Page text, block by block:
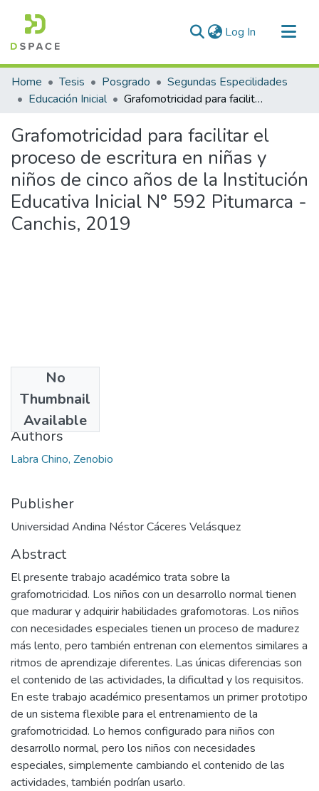
Log In (current)
Communities & Collections
All of DSpace
Home Tesis Posgrado
Segundas Especilidades
Educación Inicial
Grafomotricidad para facilitar el proceso de escritura en niñas y niños de cinco años de la Institución Educativa Inicial N° 592 Pitumarca - Canchis, 2019
Grafomotricidad para facilitar el
proceso de escritura en niñas y
niños de cinco años de la Institución
Educativa Inicial N° 592 Pitumarca -
Canchis, 2019
No
Thumbnail
Available
2024
Authors
Labra Chino, Zenobio
Publisher
Universidad Andina Néstor Cáceres Velásquez
Abstract
El presente trabajo académico trata sobre la
grafomotricidad. Los niños con un desarrollo normal tienen
que madurar y adquirir habilidades grafomotoras. Los niños
con necesidades especiales tienen un proceso de madurez
más lento, pero también entrenan con elementos similares a
ritmos de aprendizaje diferentes. Las únicas diferencias son
el contenido de las actividades, la dificultad y los requisitos.
En este trabajo académico presentamos un primer prototipo
de un sistema flexible para el entrenamiento de la
grafomotricidad. Lo hemos configurado para niños con
desarrollo normal, pero los niños con necesidades
especiales, simplemente cambiando el contenido de las
actividades, también podrían usarlo.